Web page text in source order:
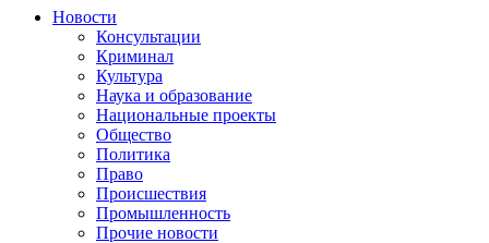
Новости
Консультации
Криминал
Культура
Наука и образование
Национальные проекты
Общество
Политика
Право
Происшествия
Промышленность
Прочие новости